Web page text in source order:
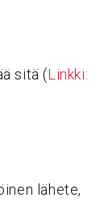
sitä (Linkki:
lähete,